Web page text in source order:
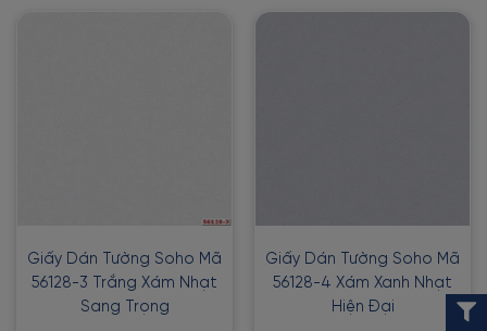
Giấy Dán Tường Soho Mã
56128-3 Trắng Xám Nhạt
Sang Trọng
Giấy Dán Tường Soho Mã
56128-4 Xám Xanh Nhạt
Hiện Đại